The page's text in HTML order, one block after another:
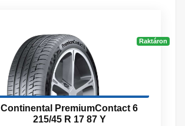
Raktáron
Continental PremiumContact 6
215/45 R 17 87 Y